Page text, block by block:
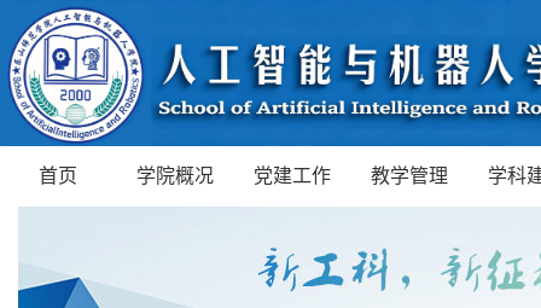
首页 学院概况 党建工作 教学管理 学科